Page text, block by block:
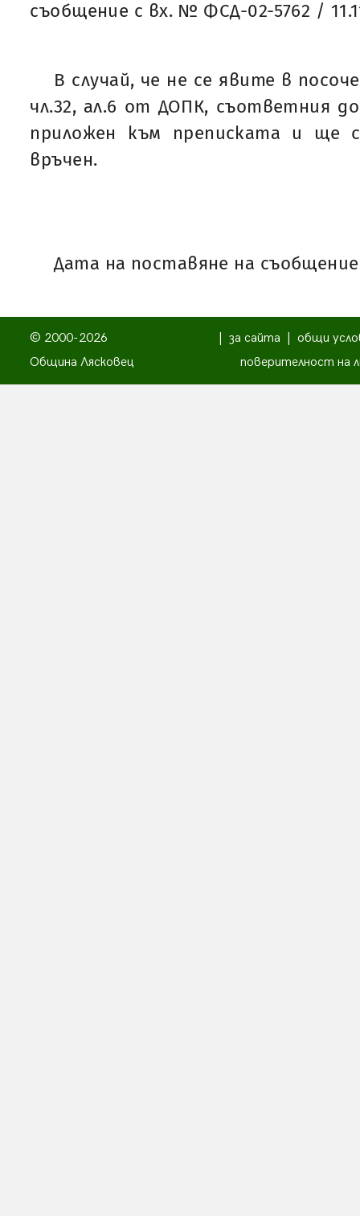
съобщение с вх. № ФСД-02-5762 /
В случай, че не се явите в
чл.32, ал.6 от ДОПК, съответния
приложен към преписката и ще
връчен.
Дата на поставяне на
© 2000-2026
Община Лясковец
за сайта
общи
поверителност на